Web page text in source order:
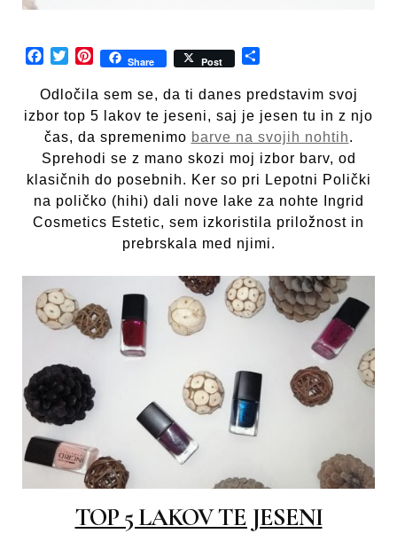
Facebook
TwitterPinterest
Share Post
Odločila sem se, da ti danes predstavim svoj
izbor top 5 lakov te jeseni, saj je jesen tu in z njo
čas, da spremenimo barve na svojih nohtih.
Sprehodi se z mano skozi moj izbor barv, od
klasičnih do posebnih. Ker so pri Lepotni Polički
na poličko (hihi) dali nove lake za nohte Ingrid
Cosmetics Estetic, sem izkoristila priložnost in
prebrskala med njimi.
TOP 5 LAKOV TE JESENI